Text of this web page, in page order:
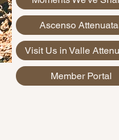
Ascenso
Visit Us in Valle
Member Portal